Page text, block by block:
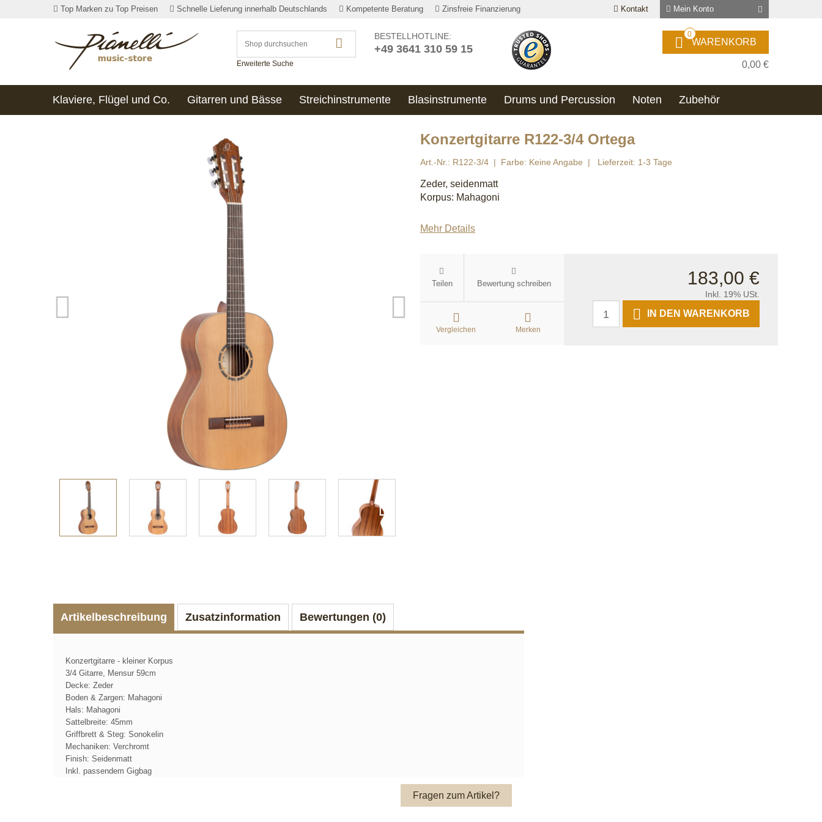
Top Marken zu Top Preisen Schnelle Lieferung innerhalb Deutschlands Kompetente Beratung Zinsfreie Finanzierung Kontakt Mein Konto
Erweiterte Suche
BESTELLHOTLINE:
+49 3641 310 59 15
WARENKORB
0
0,00 €
Klaviere, Flügel und Co. Gitarren und Bässe Streichinstrumente Blasinstrumente Drums und Percussion Noten Zubehör
Konzertgitarre R122-3/4 Ortega
Art.-Nr.: R122-3/4 Farbe: Keine Angabe Lieferzeit: 1-3 Tage
Zeder, seidenmatt
Korpus: Mahagoni
Mehr Details
Teilen Bewertung schreiben
Vergleichen Merken
183,00 €
Inkl. 19% USt.
IN DEN WARENKORB
Artikelbeschreibung Zusatzinformation Bewertungen (0)
Konzertgitarre - kleiner Korpus
3/4 Gitarre, Mensur 59cm
Decke: Zeder
Boden & Zargen: Mahagoni
Hals: Mahagoni
Sattelbreite: 45mm
Griffbrett & Steg: Sonokelin
Mechaniken: Verchromt
Finish: Seidenmatt
Inkl. passendem Gigbag
Fragen zum Artikel?